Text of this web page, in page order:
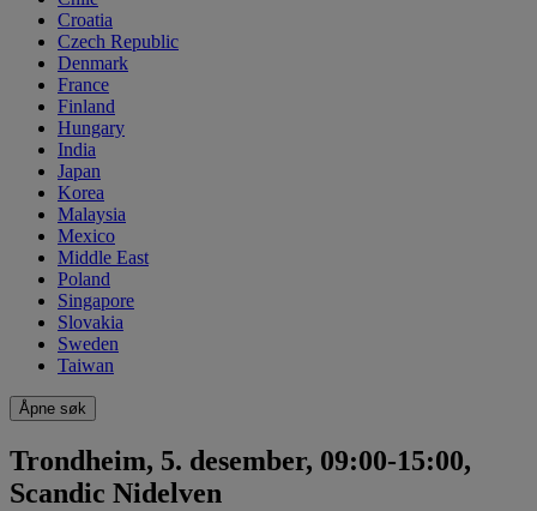
Croatia
Czech Republic
Denmark
France
Finland
Hungary
India
Japan
Korea
Malaysia
Mexico
Middle East
Poland
Singapore
Slovakia
Sweden
Taiwan
Åpne søk
Trondheim, 5. desember, 09:00-15:00,
Scandic Nidelven